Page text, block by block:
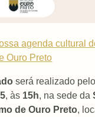
agenda cultural
Ouro Preto
será realizado
, às 15h, na sede da
de Ouro Preto,